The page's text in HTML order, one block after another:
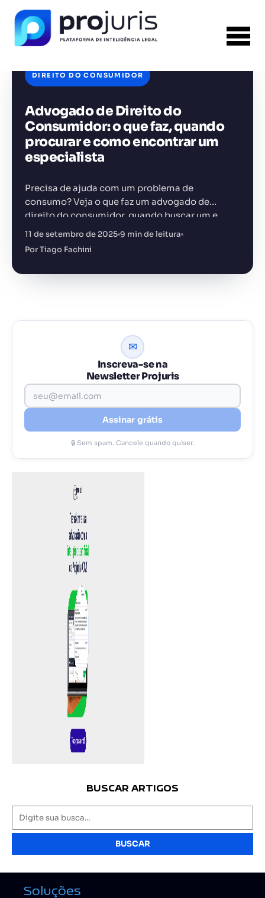
DIREITO DO CONSUMIDOR
Advogado de Direito do
Consumidor: o que faz, quando
procurar e como encontrar um
especialista
Precisa de ajuda com um problema de
consumo? Veja o que faz um advogado de
direito do consumidor, quando buscar um e
como encontrá-lo
11 de setembro de 2025 9 min de leitura
Por Tiago Fachini
✉
Inscreva-se na
Newsletter Projuris
Assinar grátis
🔒 Sem spam. Cancele quando quiser.
BUSCAR ARTIGOS
BUSCAR
Soluções
FERRAMENTA RECOMENDADA PARA ESTE
CONTEÚDO
Análise de Riscos Contratuais
+14.000 juristas